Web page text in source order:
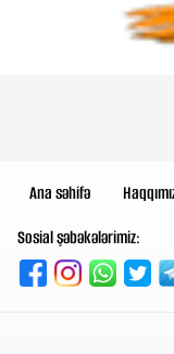
Ana səhifə
Sosial şəbəkələrimiz: